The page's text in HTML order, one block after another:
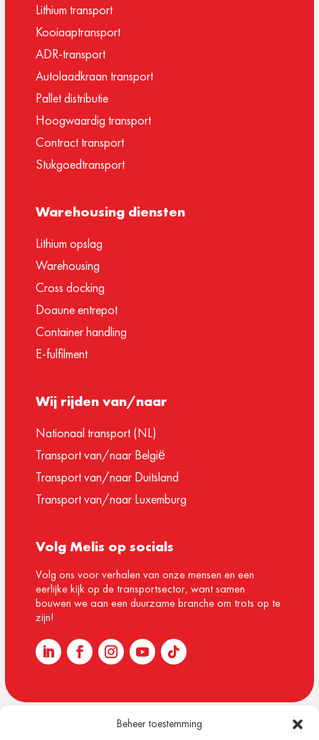
Beheer toestemming
Lithium transport
Kooiaaptransport
ADR-transport
Autolaadkraan transport
Pallet distributie
Hoogwaardig transport
Contract transport
Stukgoedtransport
Warehousing diensten
Lithium opslag
Warehousing
Cross docking
Doaune entrepot
Container handling
E-fulfilment
Wij rijden van/naar
Nationaal transport (NL)
Transport van/naar België
Transport van/naar Duitsland
Transport van/naar Luxemburg
Volg Melis op socials
Volg ons voor verhalen van onze mensen en een
eerlijke kijk op de transportsector, want samen
bouwen we aan een duurzame branche om trots op te
zijn!